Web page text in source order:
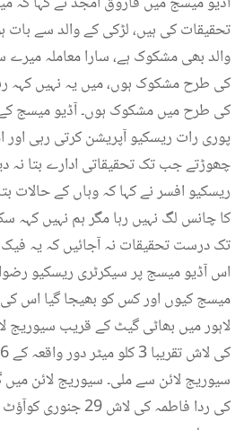
تحقیقات کی ہیں، لڑکی کے والد سے
والد بھی مشکوک ہے، سارا معاملہ میرے
کی طرح مشکوک ہوں، میں یہ نہیں کہہ
پوری رات ریسکیو آپریشن کرتی رہی
چھوڑتے جب تک تحقیقاتی ادارے بتا نہ
ریسکیو افسر نے کہا کہ وہاں کے حالات
کا چانس لگ نہیں رہا مگر ہم نہیں
تک درست تحقیقات نہ آجائیں کہ یہ فیک
اس آڈیو میسج پر سیکرٹری ریسکیو
میسج کیوں اور کس کو بھیجا گیا اس
لاہور میں بھاٹی گیٹ کے قریب سیوریج
کی ردا فاطمہ کی لاش